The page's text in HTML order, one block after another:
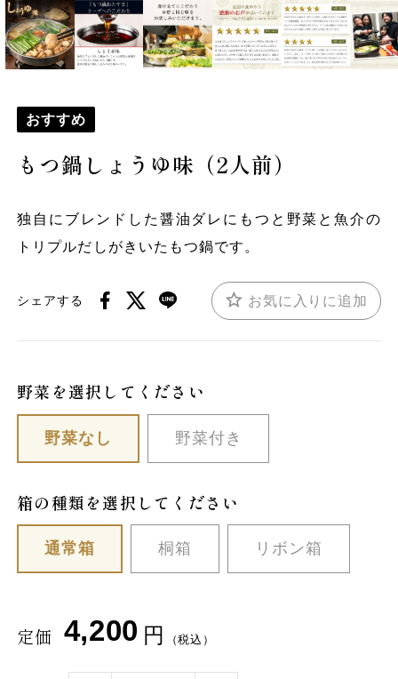
おすすめ
もつ鍋しょうゆ味（2人前）
独自にブレンドした醤油ダレにもつと野菜と魚介の
トリプルだしがきいたもつ鍋です。
シェアする お気に入りに追加
野菜を選択してください
野菜なし 野菜付き
箱の種類を選択してください
通常箱 桐箱 リボン箱
定価 4,200 円 （税込）